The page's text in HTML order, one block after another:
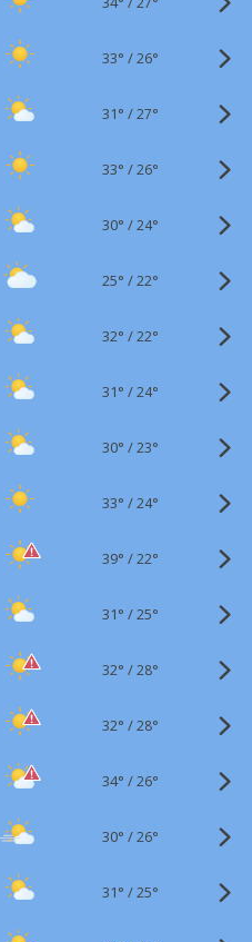
33° /26°
31° /27°
33° /26°
30° /24°
25° /22°
32° /22°
31° /24°
30° /23°
33° /24°
39° /22°
31° /25°
32° /28°
32° /28°
34° /26°
30° /26°
31° /25°